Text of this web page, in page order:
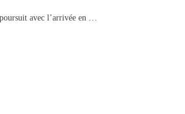
avec l’arrivée en …